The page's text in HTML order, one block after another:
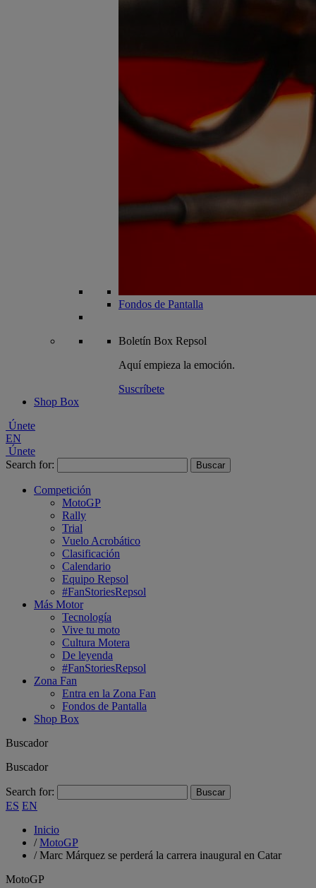
Fondos de Pantalla
Boletín Box Repsol
Aquí empieza la emoción.
Suscríbete
Shop Box
Únete
EN
Únete
Search for:
Competición
MotoGP
Rally
Trial
Vuelo Acrobático
Clasificación
Calendario
Equipo Repsol
#FanStoriesRepsol
Más Motor
Tecnología
Vive tu moto
Cultura Motera
De leyenda
#FanStoriesRepsol
Zona Fan
Entra en la Zona Fan
Fondos de Pantalla
Shop Box
Buscador
Buscador
Search for:
ES EN
Inicio
/MotoGP
/Marc Márquez se perderá la carrera inaugural en Catar
MotoGP